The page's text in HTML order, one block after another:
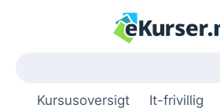
Kursusoversigt It-frivillig